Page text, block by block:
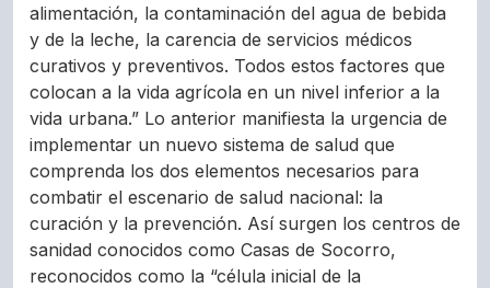
alimentación, la contaminación del agua de bebida
y de la leche, la carencia de servicios médicos
curativos y preventivos. Todos estos factores que
colocan a la vida agrícola en un nivel inferior a la
vida urbana.” Lo anterior manifiesta la urgencia de
implementar un nuevo sistema de salud que
comprenda los dos elementos necesarios para
combatir el escenario de salud nacional: la
curación y la prevención. Así surgen los centros de
sanidad conocidos como Casas de Socorro,
reconocidos como la “célula inicial de la